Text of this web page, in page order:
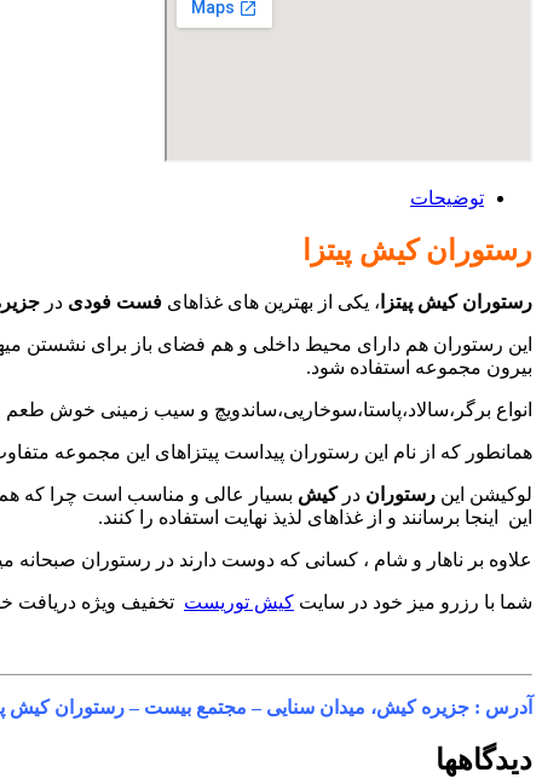
توضیحات
رستوران کیش پیتزا
رستوران کیش پیتزا ، یکی از بهترین های غذاهای فست فودی در
این رستوران هم دارای محیط داخلی و هم فضای باز برای نشستن
بیرون مجموعه استفاده شود.
انواع برگر،سالاد،پاستا،سوخاریی،ساندویچ و سیب زمینی خوش
همانطور که از نام این رستوران پیداست پیتزاهای این مجموعه
لوکیشن این رستوران درکیش بسیار عالی و مناسب است چرا که
این اینجا برسانند و از غذاهای لذیذ نهایت استفاده را کنند.
علاوه بر ناهار و شام ، کسانی که دوست دارند در رستوران صبحانه
شما با رزرو میز خود در سایت کیش توریست تخفیف ویژه دریافت
آدرس : جزیره کیش، میدان سنایی – مجتمع بیست – رستوران کیش
دیدگاهها